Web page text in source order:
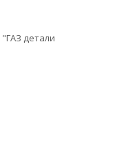
детали